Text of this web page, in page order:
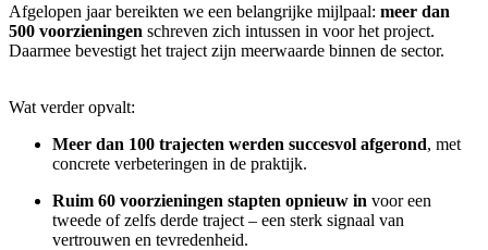
Afgelopen jaar bereikten we een belangrijke mijlpaal: meer dan
500 voorzieningen schreven zich intussen in voor het project.
Daarmee bevestigt het traject zijn meerwaarde binnen de sector.
Wat verder opvalt:
Meer dan 100 trajecten werden succesvol afgerond, met
concrete verbeteringen in de praktijk.
Ruim 60 voorzieningen stapten opnieuw in voor een
tweede of zelfs derde traject – een sterk signaal van
vertrouwen en tevredenheid.